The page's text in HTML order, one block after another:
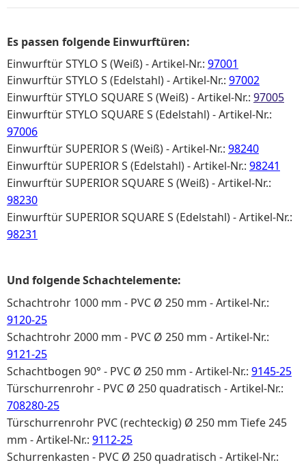
Es passen folgende Einwurftüren:
Einwurftür STYLO S (Weiß) - Artikel-Nr.: 97001
Einwurftür STYLO S (Edelstahl) - Artikel-Nr.: 97002
Einwurftür STYLO SQUARE S (Weiß) - Artikel-Nr.: 97005
Einwurftür STYLO SQUARE S (Edelstahl) - Artikel-Nr.:
97006
Einwurftür SUPERIOR S (Weiß) - Artikel-Nr.: 98240
Einwurftür SUPERIOR S (Edelstahl) - Artikel-Nr.: 98241
Einwurftür SUPERIOR SQUARE S (Weiß) - Artikel-Nr.:
98230
EinwurftürSUPERIOR SQUARE S (Edelstahl) - Artikel-Nr.:
98231
Und folgende Schachtelemente:
Schachtrohr 1000 mm - PVC Ø 250 mm - Artikel-Nr.:
9120-25
Schachtrohr 2000 mm - PVC Ø 250 mm - Artikel-Nr.:
9121-25
Schachtbogen 90° - PVC Ø 250 mm - Artikel-Nr.: 9145-25
Türschurrenrohr - PVC Ø 250 quadratisch - Artikel-Nr.:
708280-25
Türschurrenrohr PVC (rechteckig) Ø 250 mm Tiefe 245
mm - Artikel-Nr.: 9112-25
Schurrenkasten - PVC Ø 250 quadratisch - Artikel-Nr.: